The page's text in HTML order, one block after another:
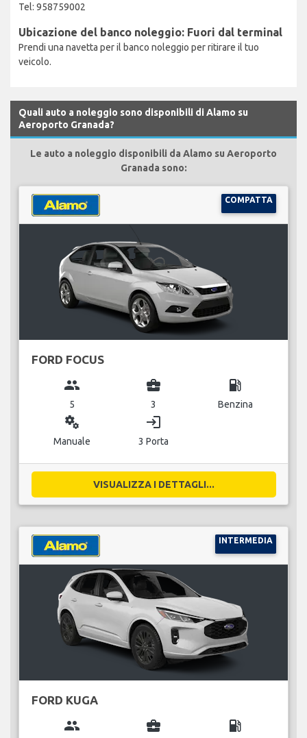
Tel: 958759002
Ubicazione del banco noleggio: Fuori dal terminal
Prendi una navetta per il banco noleggio per ritirare il tuo
veicolo.
Quali auto a noleggio sono disponibili di Alamo su
Aeroporto Granada?
Le auto a noleggio disponibili da Alamo su Aeroporto
Granada sono:
COMPATTA
FORD FOCUS
group
5
business_center
3
local_gas_station
Benzina
miscellaneous_services
Manuale
login
3 Porta
VISUALIZZA I DETTAGLI...
INTERMEDIA
FORD KUGA
group business_center local_gas_station